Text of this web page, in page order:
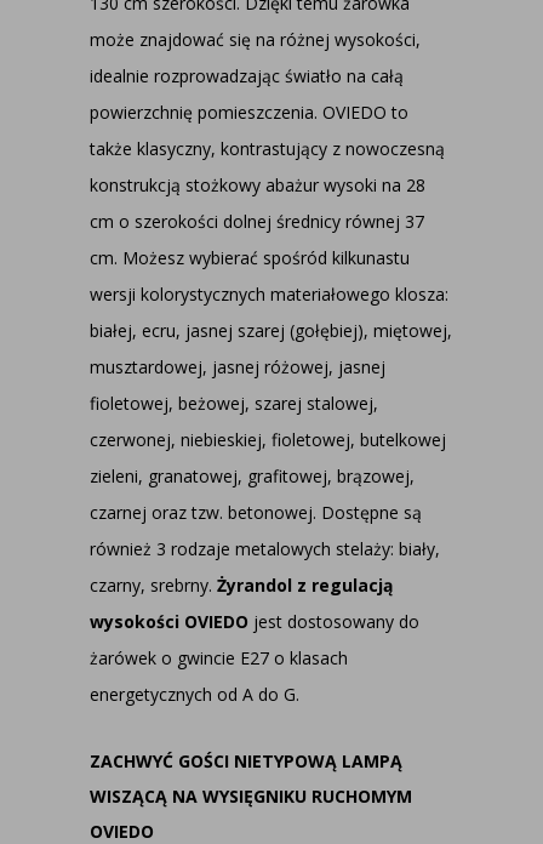
może znajdować się na różnej wysokości,
idealnie rozprowadzając światło na całą
powierzchnię pomieszczenia. OVIEDO to
także klasyczny, kontrastujący z nowoczesną
konstrukcją stożkowy abażur wysoki na 28
cm o szerokości dolnej średnicy równej 37
cm. Możesz wybierać spośród kilkunastu
wersji kolorystycznych materiałowego klosza:
białej, ecru, jasnej szarej (gołębiej), miętowej,
musztardowej, jasnej różowej, jasnej
fioletowej, beżowej, szarej stalowej,
czerwonej, niebieskiej, fioletowej, butelkowej
zieleni, granatowej, grafitowej, brązowej,
czarnej oraz tzw. betonowej. Dostępne są
również 3 rodzaje metalowych stelaży: biały,
czarny, srebrny. Żyrandol z regulacją
wysokości OVIEDO jest dostosowany do
żarówek o gwincie E27 o klasach
energetycznych od A do G.
ZACHWYĆ GOŚCI NIETYPOWĄ LAMPĄ
WISZĄCĄ NA WYSIĘGNIKU RUCHOMYM
OVIEDO